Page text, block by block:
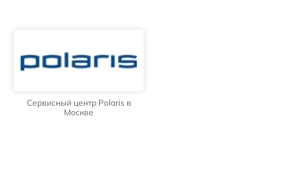
Сервисный центр Polaris в
Москве